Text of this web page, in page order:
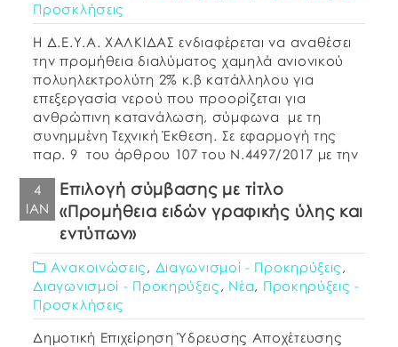
Προσκλήσεις
Η Δ.Ε.Υ.Α. ΧΑΛΚΙΔΑΣ ενδιαφέρεται να αναθέσει
την προμήθεια διαλύματος χαμηλά ανιονικού
πολυηλεκτρολύτη 2% κ.β κατάλληλου για
επεξεργασία νερού που προορίζεται για
ανθρώπινη κατανάλωση, σύμφωνα με τη
συνημμένη Τεχνική Έκθεση. Σε εφαρμογή της
παρ. 9 του άρθρου 107 του Ν.4497/2017 με την
ν. 4412/2016 δεν απαιτείται να […]
4
ΙΑΝ
Επιλογή σύμβασης με τίτλο
«Προμήθεια ειδών γραφικής ύλης και
εντύπων»
Ανακοινώσεις , Διαγωνισμοί - Προκηρύξεις ,
Διαγωνισμοί - Προκηρύξεις , Νέα, Προκηρύξεις -
Προσκλήσεις
Δημοτική Επιχείρηση Ύδρευσης Αποχέτευσης